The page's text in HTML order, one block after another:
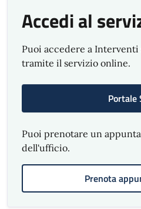
Accedi al
Puoi accedere a
tramite il servizio online.
Portale
Puoi prenotare un
dell'ufficio.
Prenota